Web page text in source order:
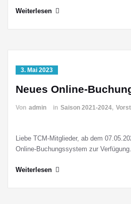
Weiterlesen
3. Mai 2023
Neues Online-
Von admin in Saison 2021-2024,
Liebe TCM-Mitglieder, ab dem
Online-Buchungssystem zur Verfügung.
Weiterlesen